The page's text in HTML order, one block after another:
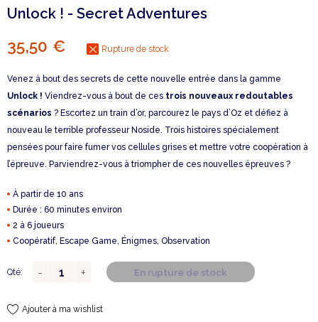
Unlock ! - Secret Adventures
35,50 € Rupture de stock
Venez à bout des secrets de cette nouvelle entrée dans la gamme
Unlock ! Viendrez-vous à bout de ces trois nouveaux redoutables
scénarios ? Escortez un train d’or, parcourez le pays d’Oz et défiez à
nouveau le terrible professeur Noside. Trois histoires spécialement
pensées pour faire fumer vos cellules grises et mettre votre coopération à
l’épreuve. Parviendrez-vous à triompher de ces nouvelles épreuves ?
À partir de 10 ans
Durée : 60 minutes environ
2 à 6 joueurs
Coopératif, Escape Game, Énigmes, Observation
Qté: En rupture de stock
Ajouter à ma wishlist